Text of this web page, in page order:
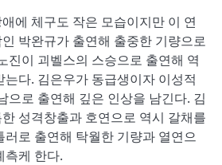
에 체구도 작은 모습이지만 이 연
박완규가 출연해 출중한 기량으로
진이 괴벨스의 스승으로 출연해 역
다. 김은우가 동급생이자 이성적
으로 출연해 깊은 인상을 남긴다. 김
성격창출과 호연으로 역시 갈채를
러로 출연해 탁월한 기량과 열연으
측케 한다.